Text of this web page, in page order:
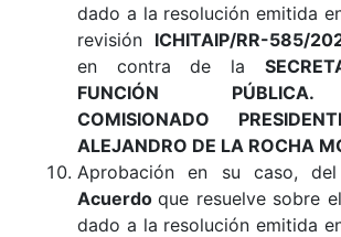
dado a la resolución emitida
revisión ICHITAIP/RR-585/
en contra de la
FUNCIÓN PÚBLICA.
COMISIONADO
ALEJANDRO DE LA ROCHA
Aprobación en su caso,
Acuerdoque resuelve sobre
dado a la resolución emitida